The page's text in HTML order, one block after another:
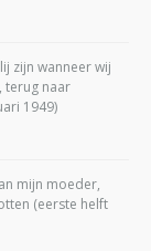
zijn wanneer wij
terug naar
1949)
mijn moeder,
(eerste helft